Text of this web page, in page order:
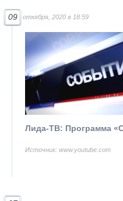
09 откября, 2020 в 18:59
Лида-ТВ: Программа
Источник: www.youtube.com